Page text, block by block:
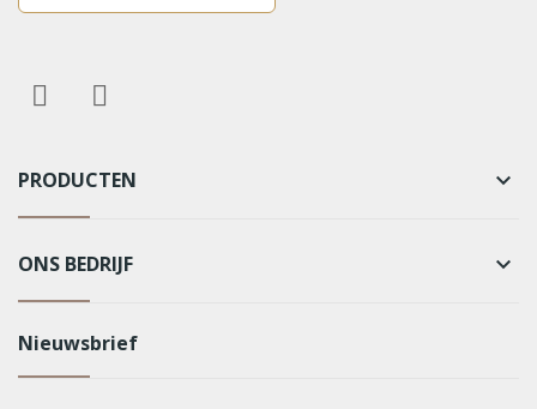
PRODUCTEN keyboard_arrow_down
ONS BEDRIJF keyboard_arrow_down
Nieuwsbrief